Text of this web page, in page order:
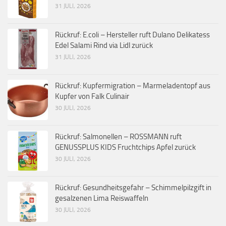
31 JULI, 2026
Rückruf: E.coli – Hersteller ruft Dulano Delikatess
Edel Salami Rind via Lidl zurück
31 JULI, 2026
Rückruf: Kupfermigration – Marmeladentopf aus
Kupfer von Falk Culinair
30 JULI, 2026
Rückruf: Salmonellen – ROSSMANN ruft
GENUSSPLUS KIDS Fruchtchips Apfel zurück
30 JULI, 2026
Rückruf: Gesundheitsgefahr – Schimmelpilzgift in
gesalzenen Lima Reiswaffeln
30 JULI, 2026